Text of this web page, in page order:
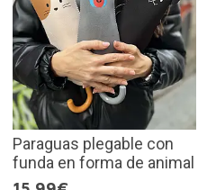
Paraguas plegable con
funda en forma de animal